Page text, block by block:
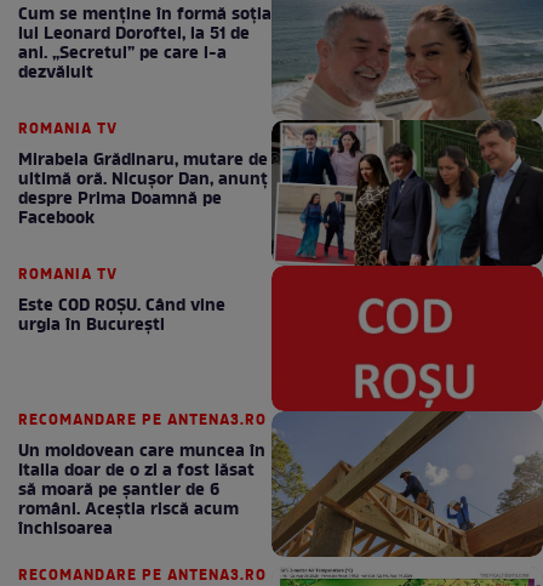
Cum se menţine în formă soţia
lui Leonard Doroftei, la 51 de
ani. „Secretul” pe care l-a
dezvăluit
ROMANIA TV
Mirabela Grădinaru, mutare de
ultimă oră. Nicuşor Dan, anunţ
despre Prima Doamnă pe
Facebook
ROMANIA TV
Este COD ROŞU. Când vine
urgia în Bucureşti
RECOMANDARE PE ANTENA3.RO
Un moldovean care muncea în
Italia doar de o zi a fost lăsat
să moară pe şantier de 6
români. Aceștia riscă acum
închisoarea
RECOMANDARE PE ANTENA3.RO